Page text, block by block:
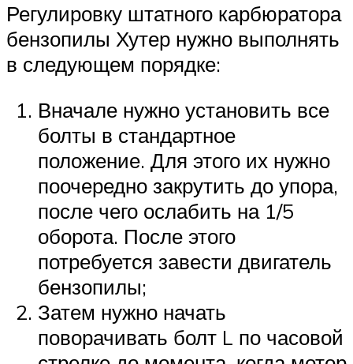
Регулировку штатного карбюратора
бензопилы Хутер нужно выполнять
в следующем порядке:
Вначале нужно установить все
болты в стандартное
положение. Для этого их нужно
поочередно закрутить до упора,
после чего ослабить на 1/5
оборота. После этого
потребуется завести двигатель
бензопилы;
Затем нужно начать
поворачивать болт L по часовой